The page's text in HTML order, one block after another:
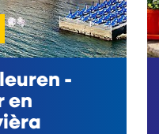
-
en